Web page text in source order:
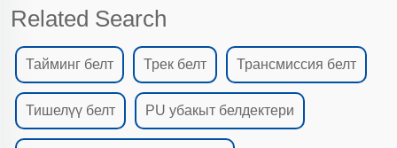
Related Search
Тайминг белт Трек белт Трансмиссия белт
Тишелүү белт PU убакыт белдектери